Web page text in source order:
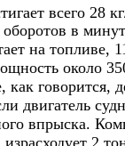
всего 28
оборотов в
на топливе,
около
говорится,
двигатель
впрыска.